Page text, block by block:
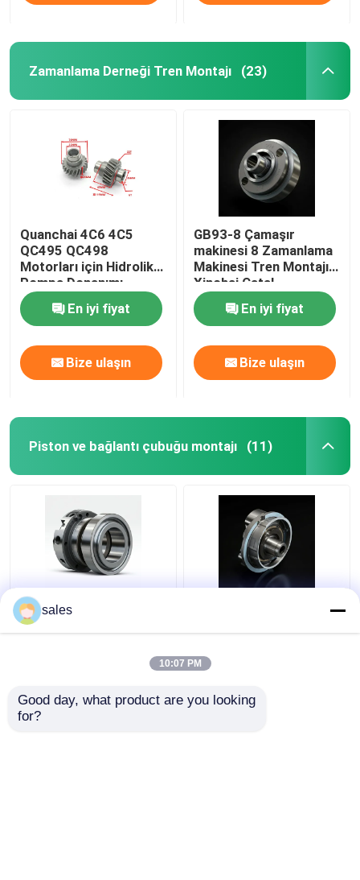
Zamanlama Derneği Tren Montajı (23)
Quanchai 4C6 4C5
QC495 QC498
Motorları için Hidrolik
Pompa Donanımı
En iyi fiyat
Bize ulaşın
GB93-8 Çamaşır
makinesi 8 Zamanlama
Makinesi Tren Montajı
Xinchai Çatal
En iyi fiyat
Bize ulaşın
Piston ve bağlantı çubuğu montajı (11)
4D29G31-04003
Helikopter Çatal Aracı
Halkası 4t
sales
10:07 PM
Good day, what product are you looking
for?